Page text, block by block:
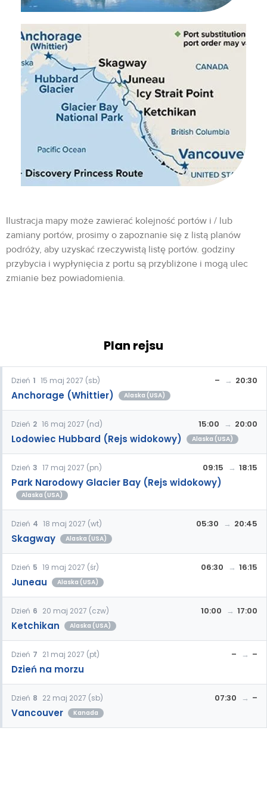
Ilustracja mapy może zawierać kolejność portów i / lub
zamiany portów, prosimy o zapoznanie się z listą planów
podróży, aby uzyskać rzeczywistą listę portów. godziny
przybycia i wypłynięcia z portu są przybliżone i mogą ulec
zmianie bez powiadomienia.
Plan rejsu
Dzień 1 15 maj 2027 (sb)
Anchorage (Whittier) Alaska (USA)
– 20:30
Dzień 2 16 maj 2027 (nd)
Lodowiec Hubbard (Rejs widokowy) Alaska (USA)
15:00 20:00
Dzień 3 17 maj 2027 (pn)
Park Narodowy Glacier Bay (Rejs widokowy)
Alaska (USA)
09:15 18:15
Dzień 4 18 maj 2027 (wt)
Skagway Alaska (USA)
05:30 20:45
Dzień 5 19 maj 2027 (śr)
Juneau Alaska (USA)
06:30 16:15
Dzień 6 20 maj 2027 (czw)
Ketchikan Alaska (USA)
10:00 17:00
Dzień 7 21 maj 2027 (pt)
Dzień na morzu
– –
Dzień 8 22 maj 2027 (sb)
Vancouver Kanada
07:30 –